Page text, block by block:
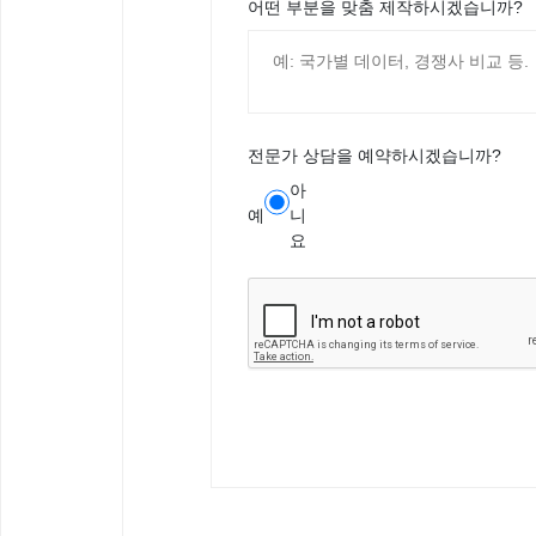
어떤 부분을 맞춤 제작하시겠습니까?
전문가 상담을 예약하시겠습니까?
예
아
니
요